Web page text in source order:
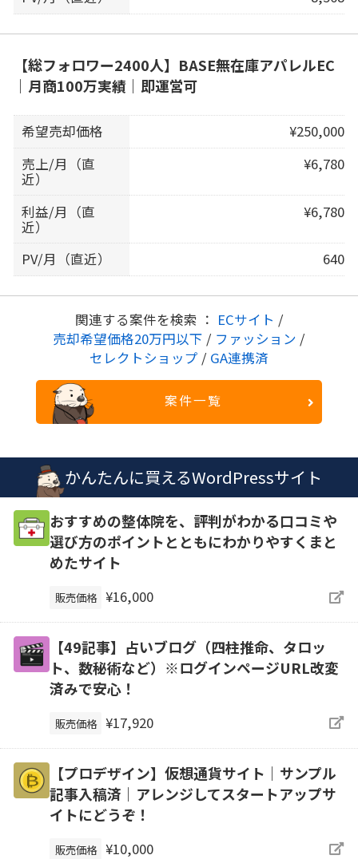
【総フォロワー2400人】BASE無在庫アパレルEC
｜月商100万実績｜即運営可
希望売却価格
¥250,000
売上/月（直
近）
¥6,780
利益/月（直
近）
¥6,780
PV/月（直近） 640
関連する案件を検索 ： ECサイト /
売却希望価格20万円以下 / ファッション /
セレクトショップ / GA連携済
案件一覧
かんたんに買えるWordPressサイト
おすすめの整体院を、評判がわかる口コミや
選び方のポイントとともにわかりやすくまと
めたサイト
販売価格 ¥16,000
【49記事】占いブログ（四柱推命、タロッ
ト、数秘術など）※ログインページURL改変
済みで安心！
販売価格 ¥17,920
【プロデザイン】仮想通貨サイト｜サンプル
記事入稿済｜アレンジしてスタートアップサ
イトにどうぞ！
販売価格 ¥10,000